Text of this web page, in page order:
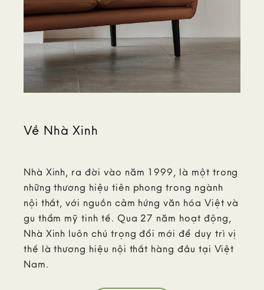
Về Nhà Xinh
Nhà Xinh, ra đời vào năm 1999, là một trong
những thương hiệu tiên phong trong ngành
nội thất, với nguồn cảm hứng văn hóa Việt và
gu thẩm mỹ tinh tế. Qua 27 năm hoạt động,
Nhà Xinh luôn chú trọng đổi mới để duy trì vị
thế là thương hiệu nội thất hàng đầu tại Việt
Nam.